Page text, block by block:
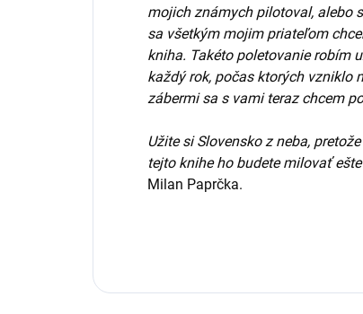
mojich známych pilotoval, alebo
sa všetkým mojim priateľom
kniha. Takéto poletovanie robím
každý rok, počas ktorých vzniklo
zábermi sa s vami teraz chcem
Užite si Slovensko z neba,
tejto knihe ho budete milovať
Milan Paprčka.